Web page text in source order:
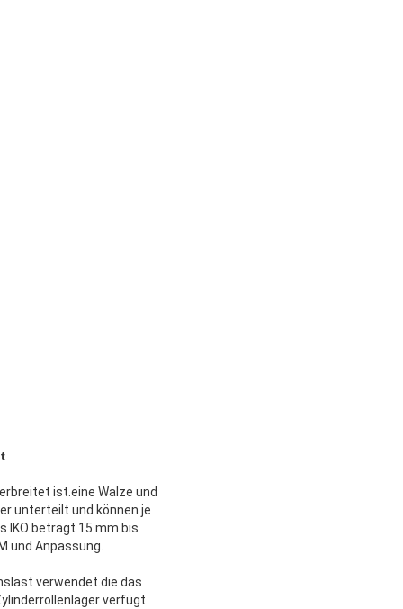
ist.eine Walze und
unterteilt und können je
IKO beträgt 15 mm bis
und Anpassung.
verwendet.die das
verfügt